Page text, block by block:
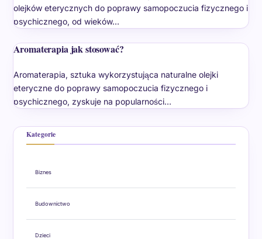
olejków eterycznych do poprawy samopoczucia fizycznego i
psychicznego, od wieków…
Aromaterapia jak stosować?
Aromaterapia, sztuka wykorzystująca naturalne olejki
eteryczne do poprawy samopoczucia fizycznego i
psychicznego, zyskuje na popularności…
Kategorie
Biznes
Budownictwo
Dzieci